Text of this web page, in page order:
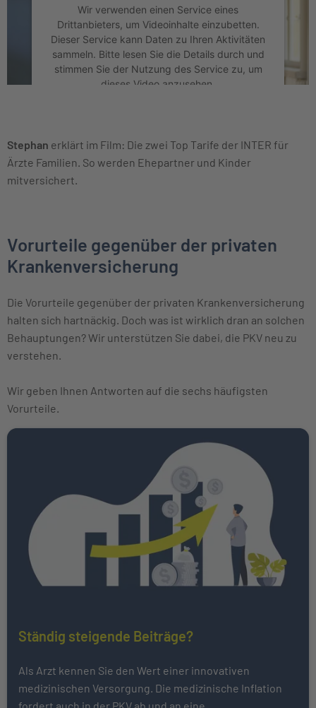
Wir verwenden einen Service eines
Drittanbieters, um Videoinhalte einzubetten.
Dieser Service kann Daten zu Ihren Aktivitäten
sammeln. Bitte lesen Sie die Details durch und
stimmen Sie der Nutzung des Service zu, um
dieses Video anzusehen.
Akzeptieren
Stephan erklärt im Film: Die zwei Top Tarife der INTER für
Ärzte Familien. So werden Ehepartner und Kinder
mitversichert.
Vorurteile gegenüber der privaten
Krankenversicherung
Die Vorurteile gegenüber der privaten Krankenversicherung
halten sich hartnäckig. Doch was ist wirklich dran an solchen
Behauptungen? Wir unterstützen Sie dabei, die PKV neu zu
verstehen.
Wir geben Ihnen Antworten auf die sechs häufigsten
Vorurteile.
Ständig steigende Beiträge?
Als Arzt kennen Sie den Wert einer innovativen
medizinischen Versorgung. Die medizinische Inflation